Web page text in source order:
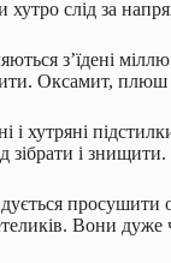
слід за
з’їдені
Оксамит, плюш
хутряні
зібрати і знищити.
просушити
Вони дуже